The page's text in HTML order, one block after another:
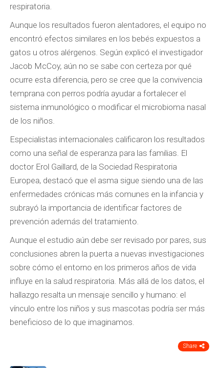
respiratoria.
Aunque los resultados fueron alentadores, el equipo no
encontró efectos similares en los bebés expuestos a
gatos u otros alérgenos. Según explicó el investigador
Jacob McCoy, aún no se sabe con certeza por qué
ocurre esta diferencia, pero se cree que la convivencia
temprana con perros podría ayudar a fortalecer el
sistema inmunológico o modificar el microbioma nasal
de los niños.
Especialistas internacionales calificaron los resultados
como una señal de esperanza para las familias. El
doctor Erol Gaillard, de la Sociedad Respiratoria
Europea, destacó que el asma sigue siendo una de las
enfermedades crónicas más comunes en la infancia y
subrayó la importancia de identificar factores de
prevención además del tratamiento.
Aunque el estudio aún debe ser revisado por pares, sus
conclusiones abren la puerta a nuevas investigaciones
sobre cómo el entorno en los primeros años de vida
influye en la salud respiratoria. Más allá de los datos, el
hallazgo resalta un mensaje sencillo y humano: el
vínculo entre los niños y sus mascotas podría ser más
beneficioso de lo que imaginamos.
Share